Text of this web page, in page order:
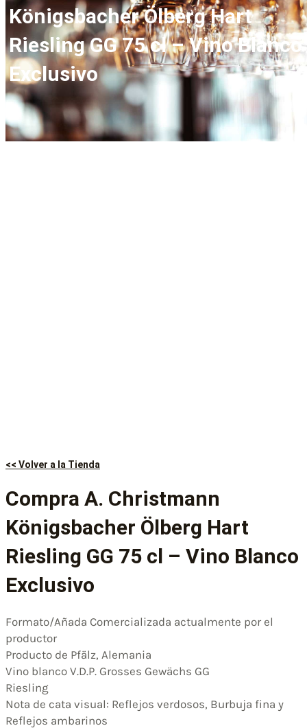
Königsbacher Ölberg Hart
Riesling GG 75 cl – Vino Blanco
Exclusivo
<< Volver a la Tienda
Compra A. Christmann
Königsbacher Ölberg Hart
Riesling GG 75 cl – Vino Blanco
Exclusivo
Formato/Añada Comercializada actualmente por el
productor
Producto de Pfälz, Alemania
Vino blanco V.D.P. Grosses Gewächs GG
Riesling
Nota de cata visual: Reflejos verdosos, Burbuja fina y
Reflejos ambarinos